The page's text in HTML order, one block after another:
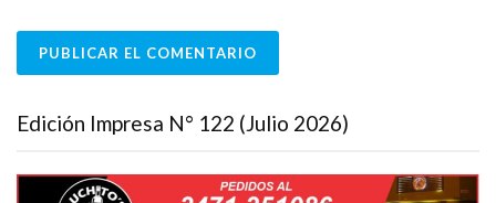
Edición Impresa N° 122 (Julio 2026)